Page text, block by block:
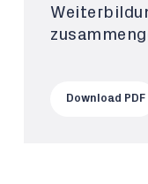
Download PDF